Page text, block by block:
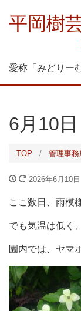
平岡樹
愛称「みどりー
6月10
TOP 管理事
2026年6月10日
ここ数日、雨模
でも気温は低く
園内では、ヤマ